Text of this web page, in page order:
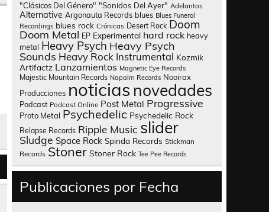
"Clásicos Del Género" "Sonidos Del Ayer" Adelantos
Alternative Argonauta Records blues Blues Funeral
Recordings blues rock Crónicas Desert Rock Doom
Doom Metal EP Experimental hard rock heavy
metal Heavy Psych Heavy Psych
Sounds Heavy Rock Instrumental Kozmik
Artifactz Lanzamientos Magnetic Eye Records
Majestic Mountain Records Napalm Records Nooirax
Producciones noticias novedades
Podcast Podcast Online Post Metal Progressive
Proto Metal Psychedelic Psychedelic Rock
Relapse Records Ripple Music slider
Sludge Space Rock Spinda Records Stickman
Records Stoner Stoner Rock Tee Pee Records
Publicaciones por Fecha